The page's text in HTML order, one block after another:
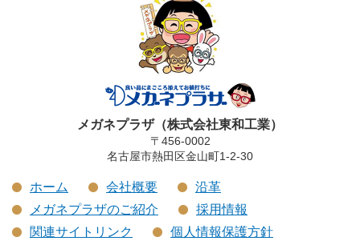
メガネプラザ（株式会社東和工業）
〒456-0002
名古屋市熱田区金山町1-2-30
ホーム 会社概要
沿革
メガネプラザのご紹介
採用情報
関連サイトリンク
個人情報保護方針